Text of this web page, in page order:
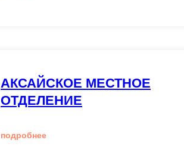
АКСАЙСКОЕ МЕСТНОЕ
ОТДЕЛЕНИЕ
подробнее